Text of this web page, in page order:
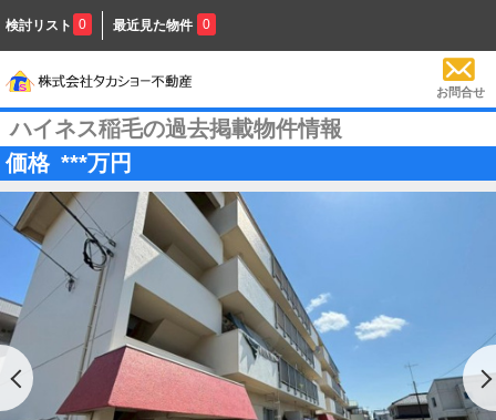
検討リスト 0 最近見た物件 0
お問合せ
ハイネス稲毛の過去掲載物件情報
価格 ***万円